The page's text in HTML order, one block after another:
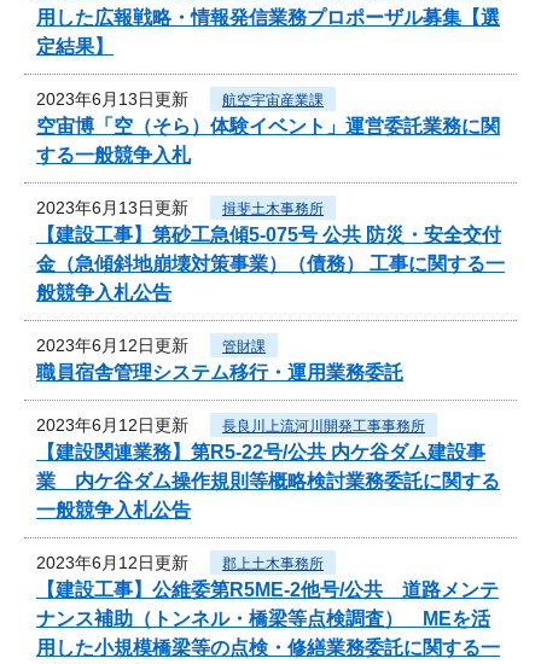
用した広報戦略・情報発信業務プロポーザル募集【選
定結果】
2023年6月13日更新 航空宇宙産業課
空宙博「空（そら）体験イベント」運営委託業務に関
する一般競争入札
2023年6月13日更新 揖斐土木事務所
【建設工事】第砂工急傾5-075号 公共 防災・安全交付
金（急傾斜地崩壊対策事業）（債務） 工事に関する一
般競争入札公告
2023年6月12日更新 管財課
職員宿舎管理システム移行・運用業務委託
2023年6月12日更新 長良川上流河川開発工事事務所
【建設関連業務】第R5-22号/公共 内ケ谷ダム建設事
業 内ケ谷ダム操作規則等概略検討業務委託に関する
一般競争入札公告
2023年6月12日更新 郡上土木事務所
【建設工事】公維委第R5ME-2他号/公共 道路メンテ
ナンス補助（トンネル・橋梁等点検調査） MEを活
用した小規模橋梁等の点検・修繕業務委託に関する一